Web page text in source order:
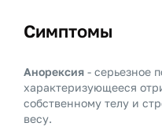
Симптомы
Анорексия - серьезное
характеризующееся
собственному телу и
весу.